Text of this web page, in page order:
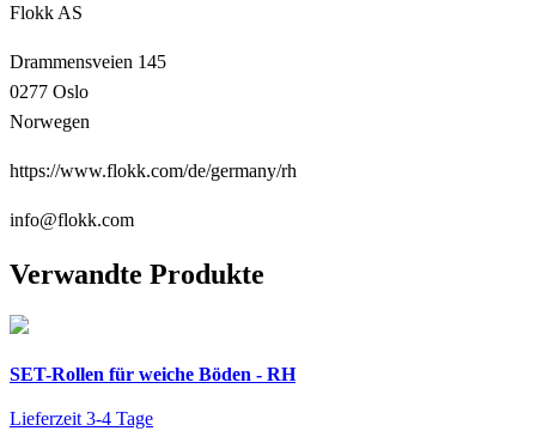
Flokk AS
Drammensveien 145
0277 Oslo
Norwegen
https://www.flokk.com/de/germany/rh
info@flokk.com
Verwandte Produkte
SET-Rollen für weiche Böden - RH
Lieferzeit 3-4 Tage